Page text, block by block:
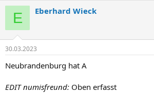
e
:
E Eberhard Wieck
30.03.2023
Neubrandenburg hat A
EDIT numisfreund: Oben erfasst